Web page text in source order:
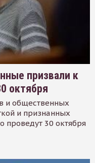
призвали к
октября
и общественных
и признанных
проведут 30 октября